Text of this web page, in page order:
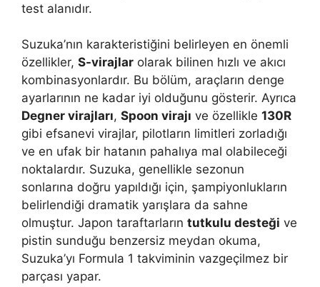
test alanıdır.
Suzuka’nın karakteristiğini belirleyen en önemli
özellikler, S-virajlar olarak bilinen hızlı ve akıcı
kombinasyonlardır. Bu bölüm, araçların denge
ayarlarının ne kadar iyi olduğunu gösterir. Ayrıca
Degner virajları, Spoon virajı ve özellikle 130R
gibi efsanevi virajlar, pilotların limitleri zorladığı
ve en ufak bir hatanın pahalıya mal olabileceği
noktalardır. Suzuka, genellikle sezonun
sonlarına doğru yapıldığı için, şampiyonlukların
belirlendiği dramatik yarışlara da sahne
olmuştur. Japon taraftarların tutkulu desteği ve
pistin sunduğu benzersiz meydan okuma,
Suzuka’yı Formula 1 takviminin vazgeçilmez bir
parçası yapar.